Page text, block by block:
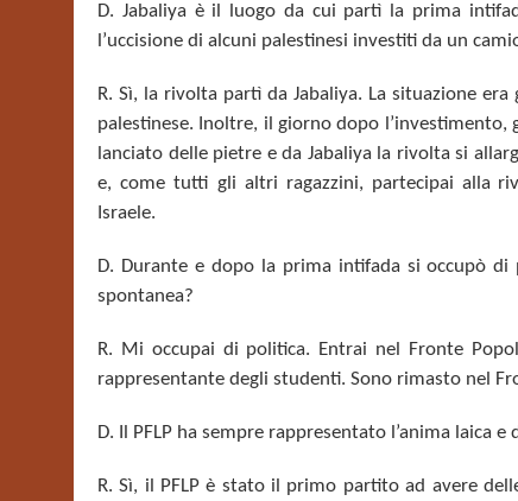
D. Jabaliya è il luogo da cui partì la prima
l’uccisione di alcuni palestinesi investiti da un
R. Sì, la rivolta partì da Jabaliya. La situazione
palestinese. Inoltre, il giorno dopo
lanciato delle pietre e da Jabaliya la rivolta si
e, come tutti gli altri ragazzini, partecipai alla
Israele.
D. Durante e dopo la prima intifada si occupò
spontanea?
R. Mi occupai di politica. Entrai nel Fronte
rappresentante degli studenti. Sono rimasto nel
D. Il PFLP ha sempre rappresentato l’anima laica
R. Sì, il PFLP è stato il primo partito ad avere